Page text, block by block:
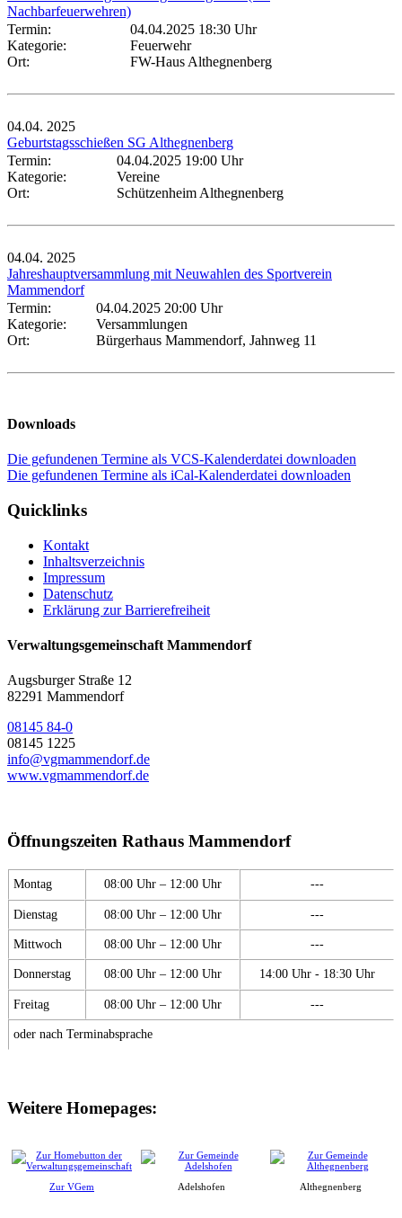
Nachbarfeuerwehren)
Termin:
04.04.2025 18:30 Uhr
Kategorie:
Feuerwehr
Ort:
FW-Haus Althegnenberg
04.04. 2025
Geburtstagsschießen SG Althegnenberg
Termin:
04.04.2025 19:00 Uhr
Kategorie:
Vereine
Ort:
Schützenheim Althegnenberg
04.04. 2025
Jahreshauptversammlung mit Neuwahlen des Sportverein
Mammendorf
Termin:
04.04.2025 20:00 Uhr
Kategorie:
Versammlungen
Ort:
Bürgerhaus Mammendorf, Jahnweg 11
Downloads
Die gefundenen Termine als VCS-Kalenderdatei downloaden
Die gefundenen Termine als iCal-Kalenderdatei downloaden
Quicklinks
Kontakt
Inhaltsverzeichnis
Impressum
Datenschutz
Erklärung zur Barrierefreiheit
Verwaltungsgemeinschaft Mammendorf
Augsburger Straße 12
82291 Mammendorf
08145 84-0
08145 1225
info@vgmammendorf.de
www.vgmammendorf.de
Öffnungszeiten Rathaus Mammendorf
Montag 08:00 Uhr – 12:00 Uhr ---
Dienstag 08:00 Uhr – 12:00 Uhr ---
Mittwoch 08:00 Uhr – 12:00 Uhr ---
Donnerstag 08:00 Uhr – 12:00 Uhr 14:00 Uhr - 18:30 Uhr
Freitag 08:00 Uhr – 12:00 Uhr ---
oder nach Terminabsprache
Weitere Homepages:
Zur VGem Adelshofen Althegnenberg